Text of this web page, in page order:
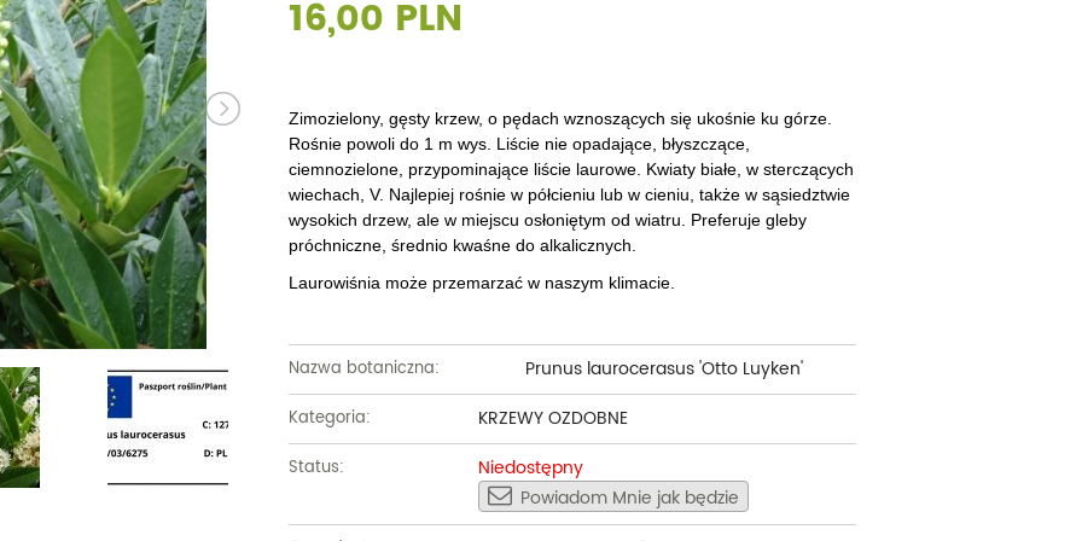
Truskawki i poziomki
Winogrona
Żurawiny
Pozostałe
Dęby
Glediczje
Głogi
Graby
Jabłonie ozdobne
Jarzębiny i jarząby
Kasztanowce
Wiązy
Wiśnie ozdobne
Złotokapy
Pozostałe
Derenie
Hibiskusy
Hortensje
Jaśminowce
Kalmie
Krzewuszki
Piwonie
Pnącza
Powojniki - Clematisy
Różaneczniki
Wisterie
Żarnowce
Pozostałe
16,00 PLN
Zimozielony, gęsty krzew, o pędach wznoszących się ukośnie ku górze.
Rośnie powoli do 1 m wys. Liście nie opadające, błyszczące,
ciemnozielone, przypominające liście laurowe. Kwiaty białe, w sterczących
wiechach, V. Najlepiej rośnie w półcieniu lub w cieniu, także w sąsiedztwie
wysokich drzew, ale w miejscu osłoniętym od wiatru. Preferuje gleby
próchniczne, średnio kwaśne do alkalicznych.
Laurowiśnia może przemarzać w naszym klimacie.
Nazwa botaniczna: Prunus laurocerasus 'Otto Luyken'
Kategoria: KRZEWY OZDOBNE
Status:
Niedostępny
Powiadom Mnie jak będzie